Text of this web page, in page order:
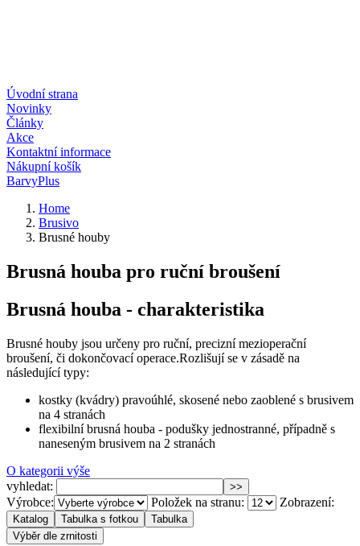
Úvodní strana
Novinky
Články
Akce
Kontaktní informace
Nákupní košík
BarvyPlus
Home
Brusivo
Brusné houby
Brusná houba pro ruční broušení
Brusná houba - charakteristika
Brusné houby jsou určeny pro ruční, precizní mezioperační
broušení, či dokončovací operace.Rozlišují se v zásadě na
následující typy:
kostky (kvádry) pravoúhlé, skosené nebo zaoblené s brusivem
na 4 stranách
flexibilní brusná houba - podušky jednostranné, případně s
naneseným brusivem na 2 stranách
O kategorii výše
vyhledat:
Výrobce:
Položek na stranu: Zobrazení: